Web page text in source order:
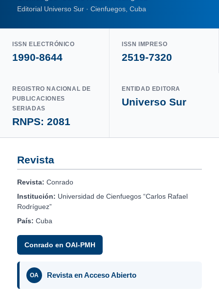
Editorial Universo Sur · Cienfuegos, Cuba
ISSN ELECTRÓNICO
1990-8644
ISSN IMPRESO
2519-7320
REGISTRO NACIONAL DE
PUBLICACIONES
SERIADAS
RNPS: 2081
ENTIDAD EDITORA
Universo Sur
Revista
Revista: Conrado
Institución: Universidad de Cienfuegos “Carlos Rafael
Rodríguez”
País: Cuba
Conrado en OAI-PMH
OA Revista en Acceso Abierto